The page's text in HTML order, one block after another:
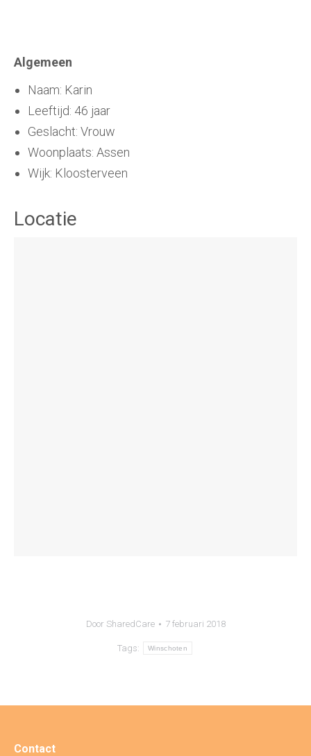
Algemeen
Naam: Karin
Leeftijd: 46 jaar
Geslacht: Vrouw
Woonplaats: Assen
Wijk: Kloosterveen
Locatie
Door SharedCare 7 februari 2018
Tags: Winschoten
Contact